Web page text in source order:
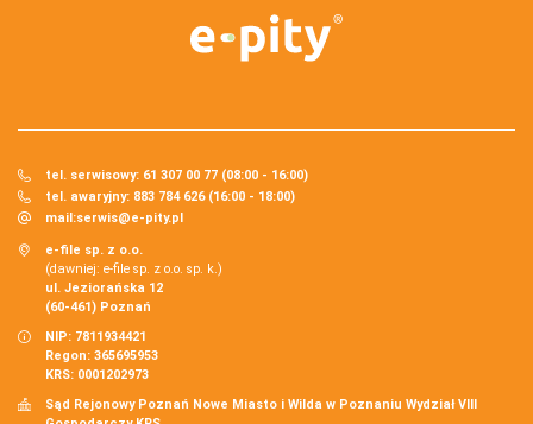
tel. serwisowy: 61 307 00 77 (08:00 - 16:00)
tel. awaryjny: 883 784 626 (16:00 - 18:00)
mail:serwis@e-pity.pl
e-file sp. z o.o.
(dawniej: e-file sp. z o.o. sp. k.)
ul. Jeziorańska 12
(60-461) Poznań
NIP: 7811934421
Regon: 365695953
KRS: 0001202973
Sąd Rejonowy Poznań Nowe Miasto i Wilda w Poznaniu Wydział VIII